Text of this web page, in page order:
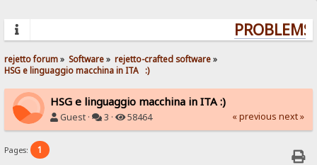
rejetto forum» Software» rejetto-crafted software»
HSG e linguaggio macchina in ITA   :)
HSG e linguaggio macchina in ITA :)
Guest · 3 · 58464 « previous next »
Pages: 1